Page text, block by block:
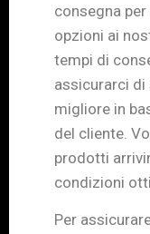
consegna
opzioni ai
tempi di
assicurarci di
migliore in
del cliente.
prodotti
condizioni
Per